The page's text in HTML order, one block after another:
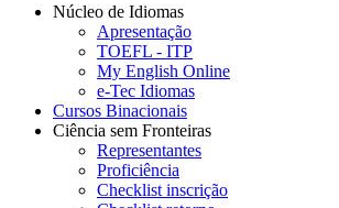
Núcleo de Idiomas
Apresentação
TOEFL - ITP
My English Online
e-Tec Idiomas
Cursos Binacionais
Ciência sem Fronteiras
Representantes
Proficiência
Checklist inscrição